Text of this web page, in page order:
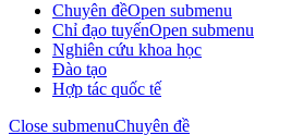
Chuyên đềOpen submenu
Chỉ đạo tuyếnOpen submenu
Nghiên cứu khoa học
Đào tạo
Hợp tác quốc tế
Close submenuChuyên đề